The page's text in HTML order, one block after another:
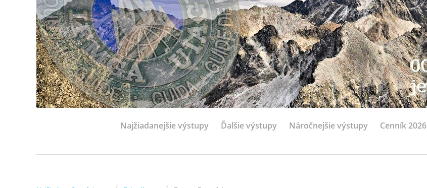
Najžiadanejšie výstupy Ďalšie výstupy Náročnejšie výstupy Cenník 2026